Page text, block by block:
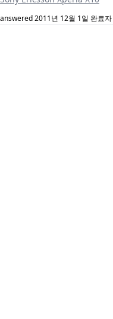
answered2011년 12월 1일 완료자